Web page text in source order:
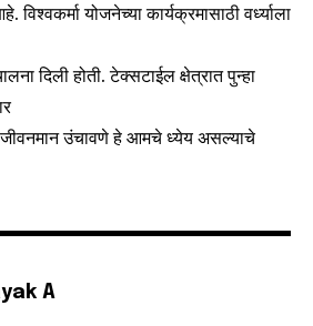
SUBSCRIBE
32,111
विश्वकर्मा योजनेच्या कार्यक्रमासाठी वर्ध्याला
दिली होती. टेक्सटाईल क्षेत्रात पुन्हा
जीवनमान उंचावणे हे आमचे ध्येय असल्याचे
A